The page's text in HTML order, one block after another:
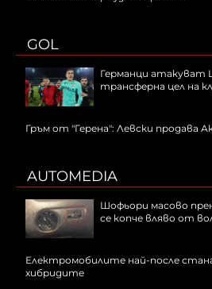
GOL
Германци атакуват
трансферна цел на
Гръм от "Герена": Левски продава
AUTOMEDIA
Шофьори масово
се копче вляво от
Електромобилите най-после
хибридите